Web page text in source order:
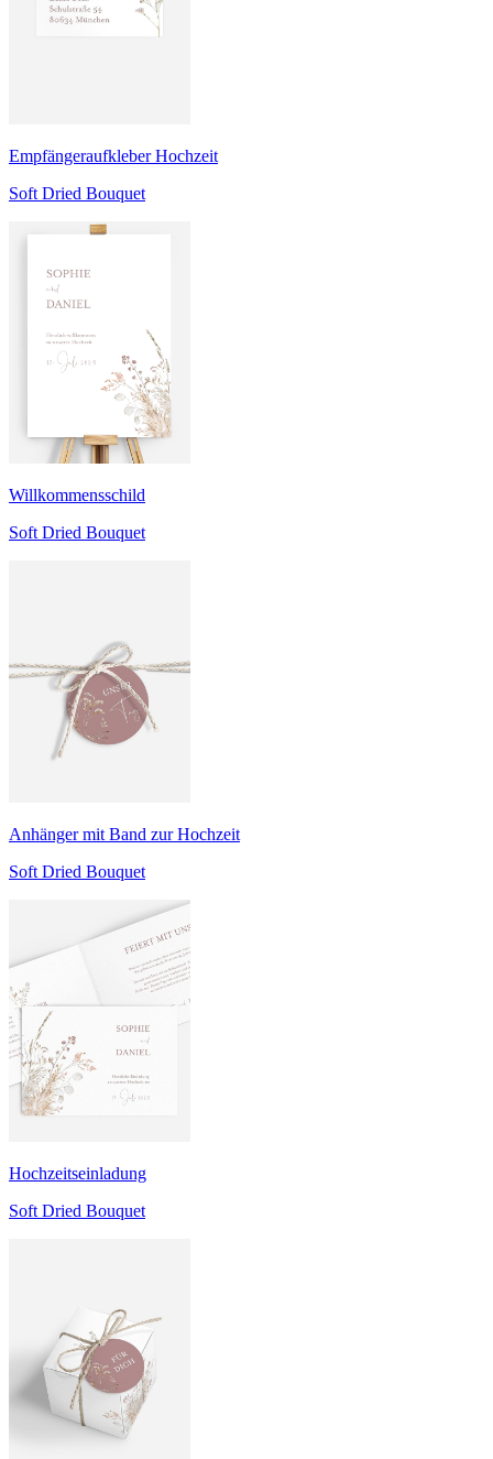
Empfängeraufkleber Hochzeit
Soft Dried Bouquet
Willkommensschild
Soft Dried Bouquet
Anhänger mit Band zur Hochzeit
Soft Dried Bouquet
Hochzeitseinladung
Soft Dried Bouquet